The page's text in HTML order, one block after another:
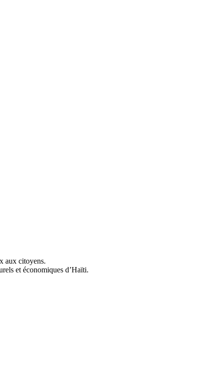
aux citoyens.
et économiques d’Haïti.